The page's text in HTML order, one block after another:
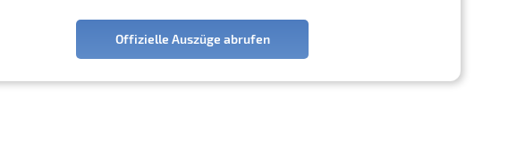
Offizielle Auszüge abrufen